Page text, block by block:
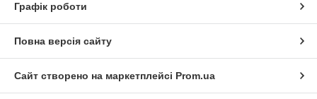
Графік роботи
Повна версія сайту
Сайт створено на маркетплейсі Prom.ua